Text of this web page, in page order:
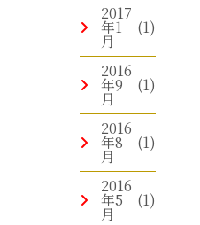
2017
年1
月
(1)
2016
年9
月
(1)
2016
年8
月
(1)
2016
年5
月
(1)